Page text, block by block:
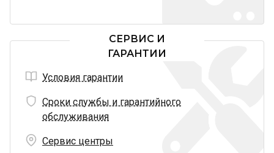
СЕРВИС И
ГАРАНТИИ
Условия гарантии
Сроки службы и гарантийного
обслуживания
Сервис центры